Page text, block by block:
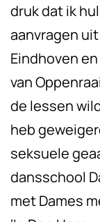
druk dat ik
aanvragen
Eindhoven
van
de lessen
heb
seksuele
dansschool
met Dames